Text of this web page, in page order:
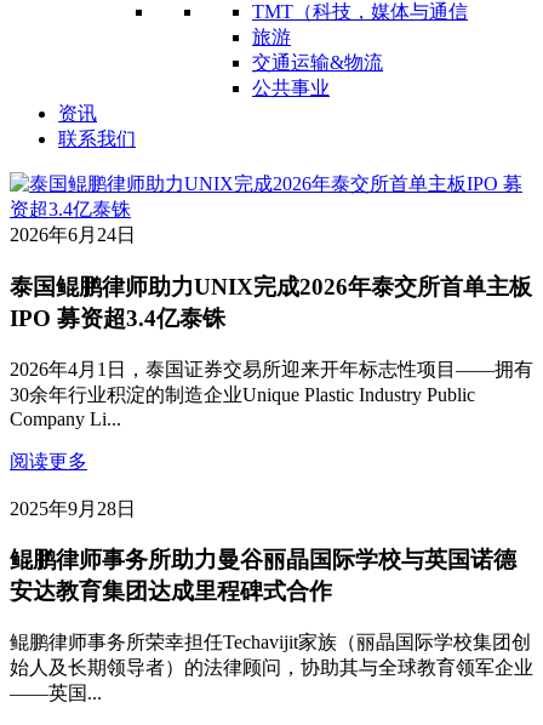
TMT（科技，媒体与通信
旅游
交通运输&物流
公共事业
资讯
联系我们
2026年6月24日
泰国鲲鹏律师助力UNIX完成2026年泰交所首单主板
IPO 募资超3.4亿泰铢
2026年4月1日，泰国证券交易所迎来开年标志性项目——拥有
30余年行业积淀的制造企业Unique Plastic Industry Public
Company Li...
阅读更多
2025年9月28日
鲲鹏律师事务所助力曼谷丽晶国际学校与英国诺德
安达教育集团达成里程碑式合作
鲲鹏律师事务所荣幸担任Techavijit家族（丽晶国际学校集团创
始人及长期领导者）的法律顾问，协助其与全球教育领军企业
——英国...